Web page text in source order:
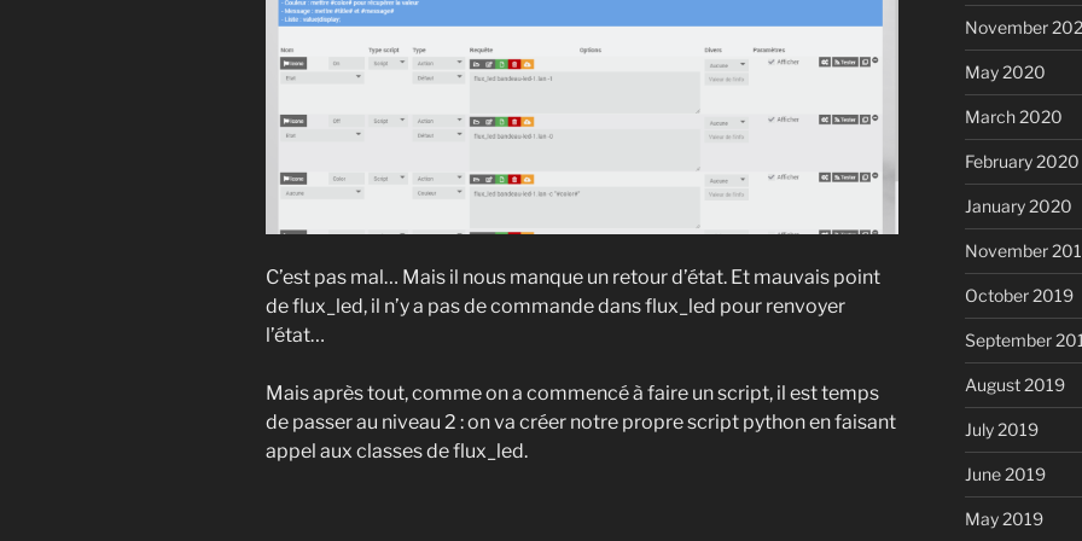
C’est pas mal… Mais il nous manque un retour d’état. Et mauvais point
de flux_led, il n’y a pas de commande dans flux_led pour renvoyer
l’état…
Mais après tout, comme on a commencé à faire un script, il est temps
de passer au niveau 2 : on va créer notre propre script python en faisant
appel aux classes de flux_led.
November
May 2020
March 2020
February 2020
January 2020
November
October 2019
September
August 2019
July 2019
June 2019
May 2019